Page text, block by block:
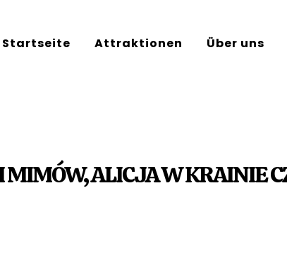
Startseite Attraktionen Über uns
ALICJA W KRAINIE